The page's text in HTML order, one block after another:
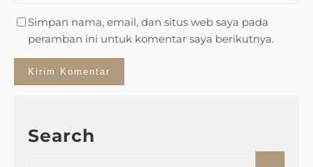
Simpan nama, email, dan situs web saya pada
peramban ini untuk komentar saya berikutnya.
Search